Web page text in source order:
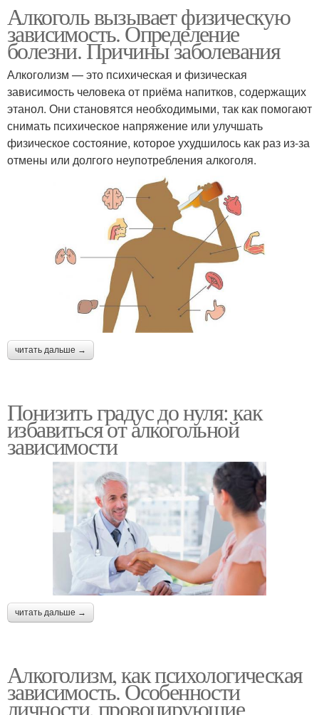
Алкоголь вызывает физическую
зависимость. Определение
болезни. Причины заболевания
Алкоголизм — это психическая и физическая
зависимость человека от приёма напитков, содержащих
этанол. Они становятся необходимыми, так как помогают
снимать психическое напряжение или улучшать
физическое состояние, которое ухудшилось как раз из-за
отмены или долгого неупотребления алкоголя.
читать дальше →
Понизить градус до нуля: как
избавиться от алкогольной
зависимости
читать дальше →
Алкоголизм, как психологическая
зависимость. Особенности
личности, провоцирующие